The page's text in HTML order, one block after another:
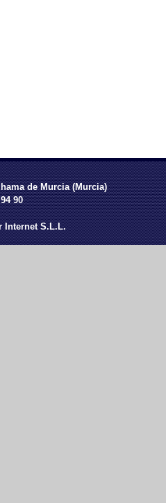
de Murcia (Murcia)
90
Internet S.L.L.